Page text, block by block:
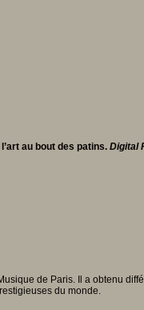
au bout des patins. Digital
de Paris. Il a obtenu
du monde.